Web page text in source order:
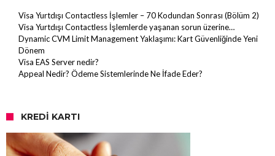
Visa Yurtdışı Contactless İşlemler – 70 Kodundan Sonrası (Bölüm 2)
Visa Yurtdışı Contactless İşlemlerde yaşanan sorun üzerine…
Dynamic CVM Limit Management Yaklaşımı: Kart Güvenliğinde Yeni
Dönem
Visa EAS Server nedir?
Appeal Nedir? Ödeme Sistemlerinde Ne İfade Eder?
KREDI KARTI